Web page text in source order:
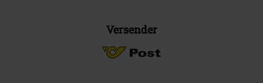
Versender